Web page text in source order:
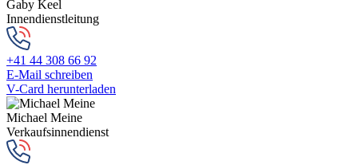
Gaby Keel
Innendienstleitung
+41 44 308 66 92
E-Mail schreiben
V-Card herunterladen
Michael Meine
Verkaufsinnendienst